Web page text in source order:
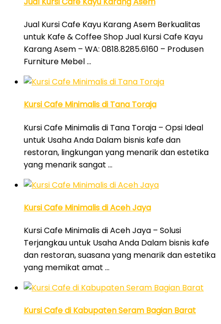
Jual Kursi Cafe Kayu Karang Asem Berkualitas
untuk Kafe & Coffee Shop Jual Kursi Cafe Kayu
Karang Asem – WA: 0818.8285.6160 – Produsen
Furniture Mebel …
Kursi Cafe Minimalis di Tana Toraja
Kursi Cafe Minimalis di Tana Toraja – Opsi Ideal
untuk Usaha Anda Dalam bisnis kafe dan
restoran, lingkungan yang menarik dan estetika
yang menarik sangat …
Kursi Cafe Minimalis di Aceh Jaya
Kursi Cafe Minimalis di Aceh Jaya – Solusi
Terjangkau untuk Usaha Anda Dalam bisnis kafe
dan restoran, suasana yang menarik dan estetika
yang memikat amat …
Kursi Cafe di Kabupaten Seram Bagian Barat